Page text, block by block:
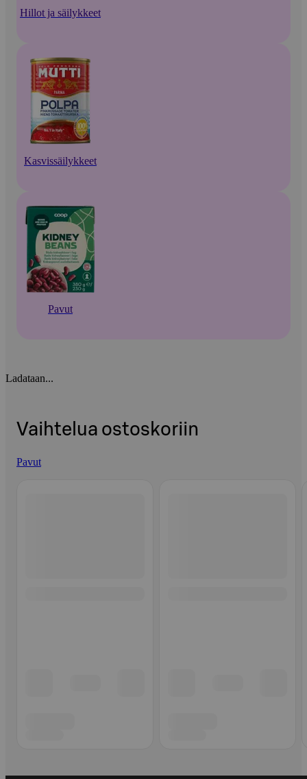
Hillot ja säilykkeet
Kasvissäilykkeet
Pavut
Ladataan...
Vaihtelua ostoskoriin
Pavut